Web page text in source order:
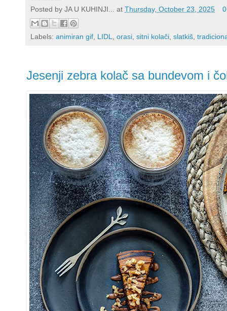
Posted by JA U KUHINJI... at Thursday, October 23, 2025
Labels: animiran gif LIDL orasi sitni kolači slatkiš
Jesenji zebra kolač sa bundevom i